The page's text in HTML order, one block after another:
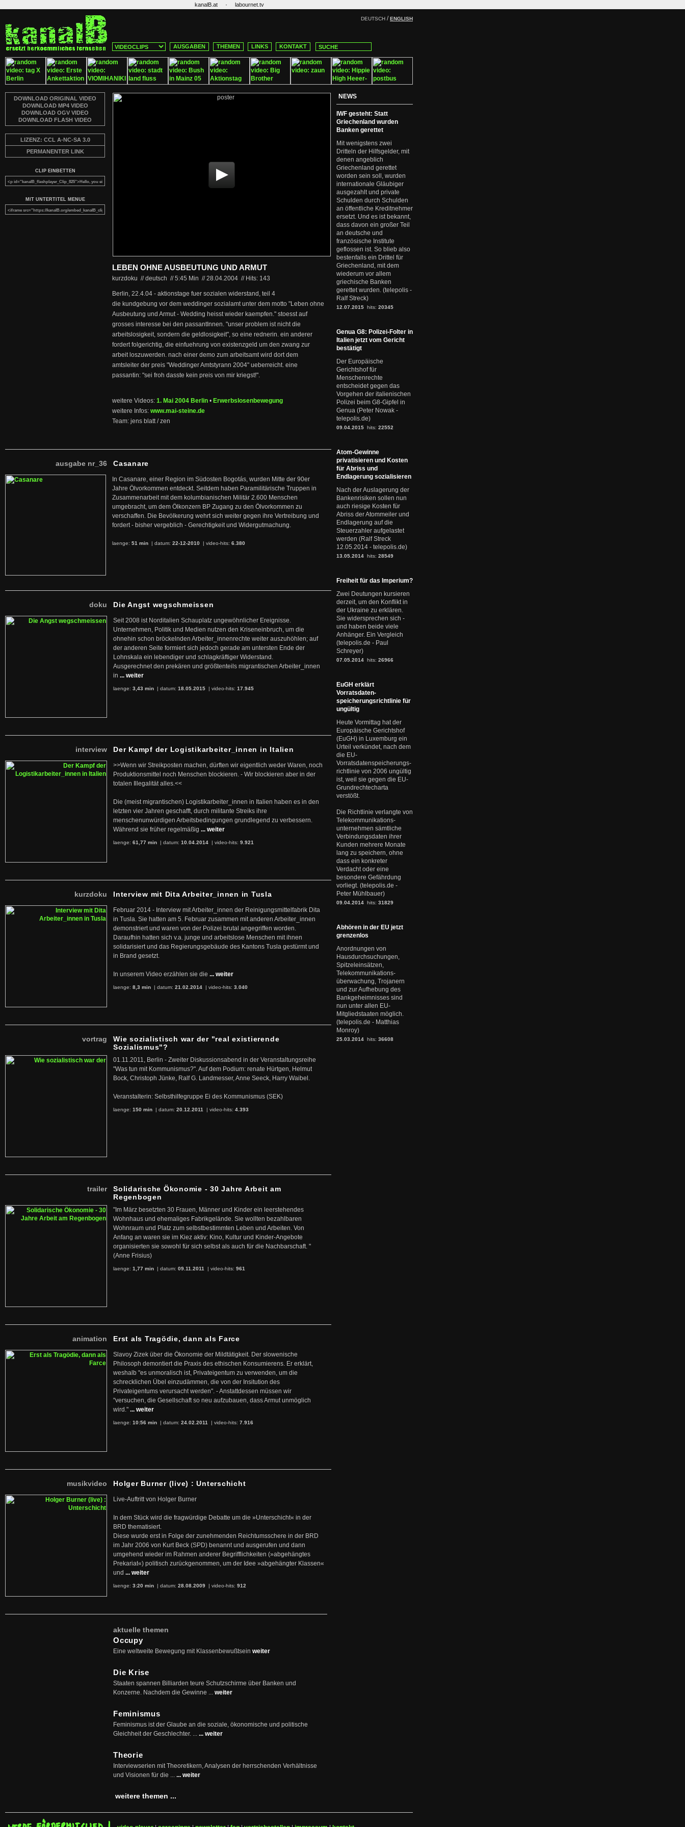
kanalB.at · labournet.tv
DEUTSCH /ENGLISH
AUSGABEN THEMEN LINKS KONTAKT
DOWNLOAD ORIGINAL VIDEO
DOWNLOAD MP4 VIDEO
DOWNLOAD OGV VIDEO
DOWNLOAD FLASH VIDEO
LIZENZ: CCL A-NC-SA 3.0
PERMANENTER LINK
CLIP EINBETTEN
MIT UNTERTITEL MENUE
LEBEN OHNE AUSBEUTUNG UND ARMUT
kurzdoku // deutsch //5:45 Min //28.04.2004 // Hits: 143
Berlin, 22.4.04 - aktionstage fuer sozialen widerstand, teil 4
die kundgebung vor dem weddinger sozialamt unter dem motto "Leben ohne
Ausbeutung und Armut - Wedding heisst wieder kaempfen." stoesst auf
grosses interesse bei den passantInnen. "unser problem ist nicht die
arbeitslosigkeit, sondern die geldlosigkeit", so eine rednerin. ein anderer
fordert folgerichtig, die einfuehrung von existenzgeld um den zwang zur
arbeit loszuwerden. nach einer demo zum arbeitsamt wird dort dem
amtsleiter der preis "Weddinger Amtstyrann 2004" ueberreicht. eine
passantin: "sei froh dasste kein preis von mir kriegst!".
weitere Videos: 1. Mai 2004 Berlin • Erwerbslosenbewegung
weitere Infos: www.mai-steine.de
Team: jens blatt / zen
ausgabe nr_36 Casanare
In Casanare, einer Region im Südosten Bogotás, wurden Mitte der 90er
Jahre Ölvorkommen entdeckt. Seitdem haben Paramilitärische Truppen in
Zusammenarbeit mit dem kolumbianischen Militär 2.600 Menschen
umgebracht, um dem Ölkonzern BP Zugang zu den Ölvorkommen zu
verschaffen. Die Bevölkerung wehrt sich weiter gegen ihre Vertreibung und
fordert - bisher vergeblich - Gerechtigkeit und Widergutmachung.
laenge: 51 min | datum: 22-12-2010 | video-hits: 6.380
doku Die Angst wegschmeissen
Seit 2008 ist Norditalien Schauplatz ungewöhnlicher Ereignisse.
Unternehmen, Politik und Medien nutzen den Kriseneinbruch, um die
ohnehin schon bröckelnden Arbeiter_innenrechte weiter auszuhöhlen; auf
der anderen Seite formiert sich jedoch gerade am untersten Ende der
Lohnskala ein lebendiger und schlagkräftiger Widerstand.
Ausgerechnet den prekären und größtenteils migrantischen Arbeiter_innen
in ... weiter
laenge: 3,43 min | datum: 18.05.2015 | video-hits: 17.945
interview Der Kampf der Logistikarbeiter_innen in Italien
>>Wenn wir Streikposten machen, dürften wir eigentlich weder Waren, noch
Produktionsmittel noch Menschen blockieren. - Wir blockieren aber in der
totalen Illegalität alles.<<
Die (meist migrantischen) Logistikarbeiter_innen in Italien haben es in den
letzten vier Jahren geschafft, durch militante Streiks ihre
menschenunwürdigen Arbeitsbedingungen grundlegend zu verbessern.
Während sie früher regelmäßig ... weiter
laenge: 61,77 min | datum: 10.04.2014 | video-hits: 9.921
kurzdoku Interview mit Dita Arbeiter_innen in Tusla
Februar 2014 - Interview mit Arbeiter_innen der Reinigungsmittelfabrik Dita
in Tusla. Sie hatten am 5. Februar zusammen mit anderen Arbeiter_innen
demonstriert und waren von der Polizei brutal angegriffen worden.
Daraufhin hatten sich v.a. junge und arbeitslose Menschen mit ihnen
solidarisiert und das Regierungsgebäude des Kantons Tusla gestürmt und
in Brand gesetzt.
In unserem Video erzählen sie die ... weiter
laenge: 8,3 min | datum: 21.02.2014 | video-hits: 3.040
vortrag
Wie sozialistisch war der "real existierende
Sozialismus"?
01.11.2011, Berlin - Zweiter Diskussionsabend in der Veranstaltungsreihe
"Was tun mit Kommunismus?". Auf dem Podium: renate Hürtgen, Helmut
Bock, Christoph Jünke, Ralf G. Landmesser, Anne Seeck, Harry Waibel.
Veranstalterin: Selbsthilfegruppe Ei des Kommunismus (SEK)
laenge: 150 min | datum: 20.12.2011 | video-hits: 4.393
trailer
Solidarische Ökonomie - 30 Jahre Arbeit am
Regenbogen
"Im März besetzten 30 Frauen, Männer und Kinder ein leerstehendes
Wohnhaus und ehemaliges Fabrikgelände. Sie wollten bezahlbaren
Wohnraum und Platz zum selbstbestimmten Leben und Arbeiten. Von
Anfang an waren sie im Kiez aktiv: Kino, Kultur und Kinder-Angebote
organisierten sie sowohl für sich selbst als auch für die Nachbarschaft. "
(Anne Frisius)
laenge: 1,77 min | datum: 09.11.2011 | video-hits: 961
animation Erst als Tragödie, dann als Farce
Slavoy Zizek über die Ökonomie der Mildtätigkeit. Der slowenische
Philosoph demontiert die Praxis des ethischen Konsumierens. Er erklärt,
weshalb "es unmoralisch ist, Privateigentum zu verwenden, um die
schrecklichen Übel einzudämmen, die von der Insitution des
Privateigentums verursacht werden". - Anstattdessen müssen wir
"versuchen, die Gesellschaft so neu aufzubauen, dass Armut unmöglich
wird." ... weiter
laenge: 10:56 min | datum: 24.02.2011 | video-hits: 7.916
musikvideo Holger Burner (live) : Unterschicht
Live-Auftritt von Holger Burner
In dem Stück wird die fragwürdige Debatte um die »Unterschicht« in der
BRD thematisiert.
Diese wurde erst in Folge der zunehmenden Reichtumsschere in der BRD
im Jahr 2006 von Kurt Beck (SPD) benannt und ausgerufen und dann
umgehend wieder im Rahmen anderer Begrifflichkeiten (»abgehängtes
Prekariat«) politisch zurückgenommen, um der Idee »abgehängter Klassen«
und ... weiter
laenge: 3:20 min | datum: 28.08.2009 | video-hits: 912
aktuelle themen
Occupy
Eine weltweite Bewegung mit Klassenbewußtsein weiter
Die Krise
Staaten spannen Billiarden teure Schutzschirme über Banken und
Konzerne. Nachdem die Gewinne ... weiter
Feminismus
Feminismus ist der Glaube an die soziale, ökonomische und politische
Gleichheit der Geschlechter. ... ... weiter
Theorie
Interviewserien mit Theoretikern, Analysen der herrschenden Verhältnisse
und Visionen für die ... ... weiter
weitere themen ...
NEWS
IWF gesteht: Statt
Griechenland wurden
Banken gerettet
Mit wenigstens zwei
Dritteln der Hilfsgelder, mit
denen angeblich
Griechenland gerettet
worden sein soll, wurden
internationale Gläubiger
ausgezahlt und private
Schulden durch Schulden
an öffentliche Kreditnehmer
ersetzt. Und es ist bekannt,
dass davon ein großer Teil
an deutsche und
französische Institute
geflossen ist. So blieb also
bestenfalls ein Drittel für
Griechenland, mit dem
wiederum vor allem
griechische Banken
gerettet wurden. (telepolis -
Ralf Streck)
12.07.2015 hits: 20345
Genua G8: Polizei-Folter in
Italien jetzt vom Gericht
bestätigt
Der Europäische
Gerichtshof für
Menschenrechte
entscheidet gegen das
Vorgehen der italienischen
Polizei beim G8-Gipfel in
Genua (Peter Nowak -
telepolis.de)
09.04.2015 hits: 22552
Atom-Gewinne
privatisieren und Kosten
für Abriss und
Endlagerung sozialisieren
Nach der Auslagerung der
Bankenrisiken sollen nun
auch riesige Kosten für
Abriss der Atommeiler und
Endlagerung auf die
Steuerzahler aufgelastet
werden (Ralf Streck
12.05.2014 - telepolis.de)
13.05.2014 hits: 28549
Freiheit für das Imperium?
Zwei Deutungen kursieren
derzeit, um den Konflikt in
der Ukraine zu erklären.
Sie widersprechen sich -
und haben beide viele
Anhänger. Ein Vergleich
(telepolis.de - Paul
Schreyer)
07.05.2014 hits: 26966
EuGH erklärt
Vorratsdaten-
speicherungsrichtlinie für
ungültig
Heute Vormittag hat der
Europäische Gerichtshof
(EuGH) in Luxemburg ein
Urteil verkündet, nach dem
die EU-
Vorratsdatenspeicherungs-
richtlinie von 2006 ungültig
ist, weil sie gegen die EU-
Grundrechtecharta
verstößt.
Die Richtlinie verlangte von
Telekommunikations-
unternehmen sämtliche
Verbindungsdaten ihrer
Kunden mehrere Monate
lang zu speichern, ohne
dass ein konkreter
Verdacht oder eine
besondere Gefährdung
vorliegt. (telepolis.de -
Peter Mühlbauer)
09.04.2014 hits: 31829
Abhören in der EU jetzt
grenzenlos
Anordnungen von
Hausdurchsuchungen,
Spitzeleinsätzen,
Telekommunikations-
überwachung, Trojanern
und zur Aufhebung des
Bankgeheimnisses sind
nun unter allen EU-
Mitgliedstaaten möglich.
(telepolis.de - Matthias
Monroy)
25.03.2014 hits: 36608